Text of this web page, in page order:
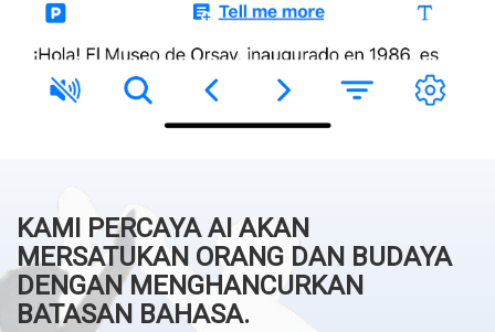
KAMI PERCAYA AI AKAN
MERSATUKAN ORANG DAN BUDAYA
DENGAN MENGHANCURKAN
BATASAN BAHASA.